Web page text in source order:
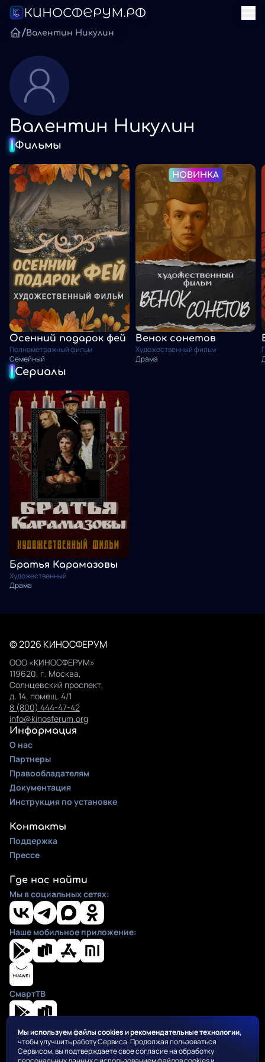
/Валентин Никулин
Валентин Никулин
Фильмы
Осенний подарок фей
Полнометражный фильм
Семейный
НОВИНКА
Венок сонетов
Художественный фильм
Драма
Сериалы
Братья Карамазовы
Художественный
Драма
Мы используем файлы cookies и рекомендательные технологии,
чтобы улучшить работу Сервиса. Продолжая пользоваться
Сервисом, вы подтверждаете свое согласие на обработку
© 2026 КИНОСФЕРУМ
ООО «КИНОСФЕРУМ»
119620, г. Москва,
Солнцевский проспект,
д. 14, помещ. 4/1
8 (800) 444-47-42
info@kinosferum.org
Информация
О нас
Партнеры
Правообладателям
Документация
Инструкция по установке
Контакты
Поддержка
Прессе
Где нас найти
Мы в социальных сетях:
Наше мобильное приложение:
СмартТВ
Положения
Пользовательское соглашение